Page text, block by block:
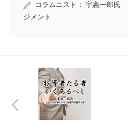
コラムニスト： 宇惠一郎氏
ジメント